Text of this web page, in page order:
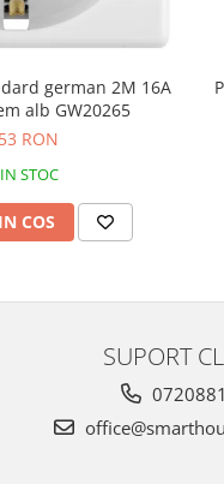
german 2M 16A
alb GW20265
RON
IN STOC
COS
SUPORT